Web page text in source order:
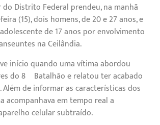
Distrito Federal prendeu, na manhã
(15), dois homens, de 20 e 27 anos, e
de 17 anos por envolvimento
na Ceilândia.
início quando uma vítima abordou
do 8º Batalhão e relatou ter acabado
Além de informar as características dos
acompanhava em tempo real a
celular subtraído.